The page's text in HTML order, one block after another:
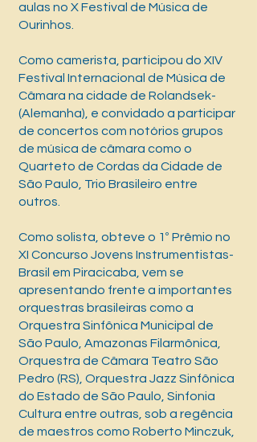
aulas no X Festival de Música de
Ourinhos.
Como camerista, participou do XIV
Festival Internacional de Música de
Câmara na cidade de Rolandsek-
(Alemanha), e convidado a participar
de concertos com notórios grupos
de música de câmara como o
Quarteto de Cordas da Cidade de
São Paulo, Trio Brasileiro entre
outros.
Como solista, obteve o 1º Prêmio no
XI Concurso Jovens Instrumentistas-
Brasil em Piracicaba, vem se
apresentando frente a importantes
orquestras brasileiras como a
Orquestra Sinfônica Municipal de
São Paulo, Amazonas Filarmônica,
Orquestra de Câmara Teatro São
Pedro (RS), Orquestra Jazz Sinfônica
do Estado de São Paulo, Sinfonia
Cultura entre outras, sob a regência
de maestros como Roberto Minczuk,